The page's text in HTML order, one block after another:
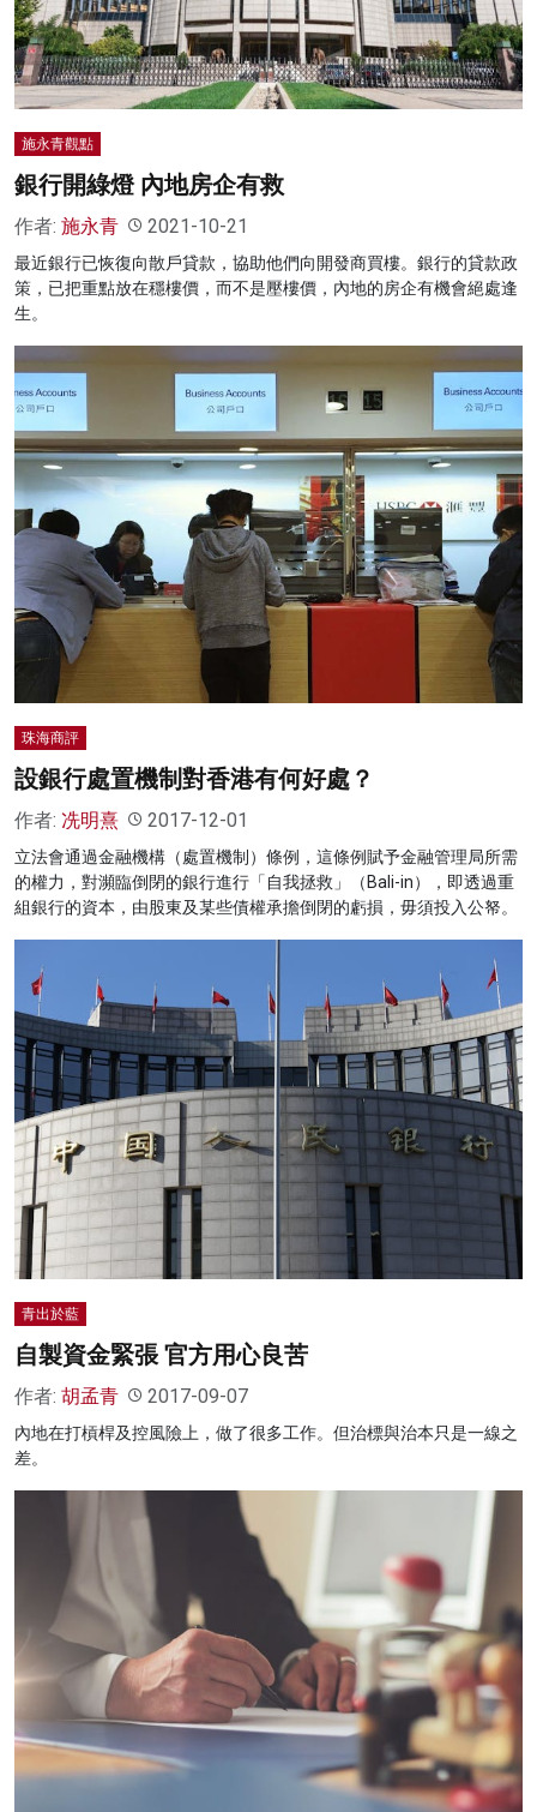
施永青觀點
銀行開綠燈 內地房企有救
作者: 施永青 2021-10-21
最近銀行已恢復向散戶貸款，協助他們向開發商買樓。銀行的貸款政
策，已把重點放在穩樓價，而不是壓樓價，內地的房企有機會絕處逢
生。
珠海商評
設銀行處置機制對香港有何好處？
作者: 冼明熹 2017-12-01
立法會通過金融機構（處置機制）條例，這條例賦予金融管理局所需
的權力，對瀕臨倒閉的銀行進行「自我拯救」（Bali-in），即透過重
組銀行的資本，由股東及某些債權承擔倒閉的虧損，毋須投入公帑。
青出於藍
自製資金緊張 官方用心良苦
作者: 胡孟青 2017-09-07
內地在打槓桿及控風險上，做了很多工作。但治標與治本只是一線之
差。